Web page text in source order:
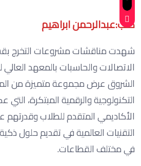
كتب:عبدالرحمن ابراهيم
شهدت مناقشات مشروعات التخرج
الاتصالات والحاسبات بالمعهد
الشروق عرض مجموعة متميزة من
التكنولوجية والرقمية المبتكرة،
الأكاديمي المتقدم للطلاب
التقنيات العالمية في تقديم حلول
في مختلف القطاعات.